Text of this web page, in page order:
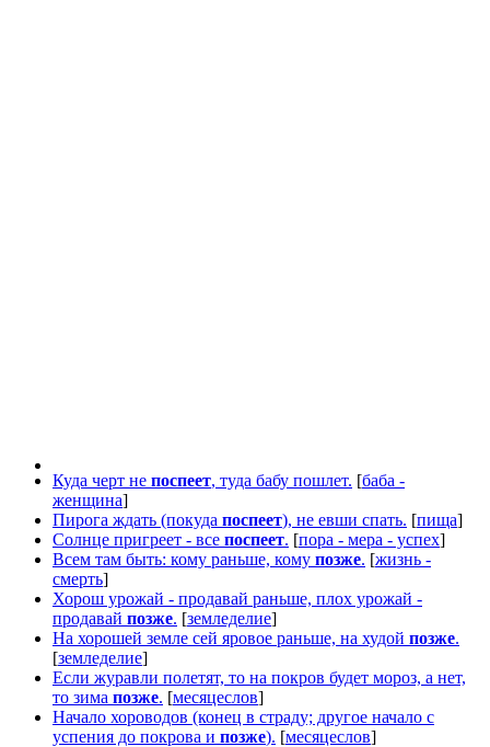
Куда черт не поспеет, туда бабу пошлет. [баба -
женщина]
Пирога ждать (покуда поспеет), не евши спать. [пища]
Солнце пригреет - все поспеет. [пора - мера - успех]
Всем там быть: кому раньше, кому позже. [жизнь -
смерть]
Хорош урожай - продавай раньше, плох урожай -
продавай позже. [земледелие]
На хорошей земле сей яровое раньше, на худой позже.
[земледелие]
Если журавли полетят, то на покров будет мороз, а нет,
то зима позже. [месяцеслов]
Начало хороводов (конец в страду; другое начало с
успения до покрова и позже). [месяцеслов]